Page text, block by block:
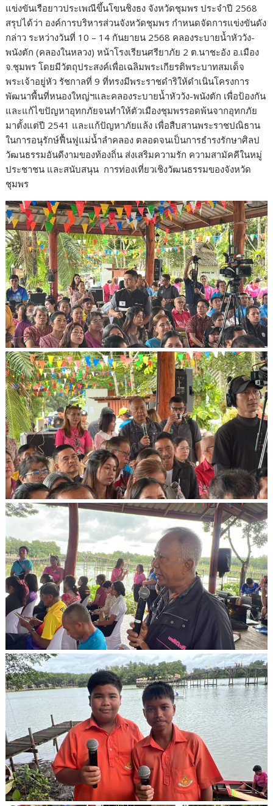
แข่งขันเรือยาวประเพณีขึ้นโขนชิงธง จังหวัดชุมพร ประจำปี 2568
สรุปได้ว่า องค์การบริหารส่วนจังหวัดชุมพร กำหนดจัดการแข่งขันดัง
กล่าว ระหว่างวันที่ 10 – 14 กันยายน 2568 คลองระบายน้ำหัววัง-
พนังตัก (คลองในหลวง) หน้าโรงเรียนศรียาภัย 2 ต.นาชะอัง อ.เมือง
จ.ชุมพร โดยมีวัตถุประสงค์เพื่อเฉลิมพระเกียรติพระบาทสมเด็จ
พระเจ้าอยู่หัว รัชกาลที่ 9 ที่ทรงมีพระราชดำริให้ดำเนินโครงการ
พัฒนาพื้นที่หนองใหญ่ฯและคลองระบายน้ำหัววัง-พนังตัก เพื่อป้องกัน
และแก้ไขปัญหาอุทกภัยจนทำให้ตัวเมืองชุมพรรอดพ้นจากอุทกภัย
มาตั้งแต่ปี 2541 และแก้ปัญหาภัยแล้ง เพื่อสืบสานพระราชปณิธาน
ในการอนุรักษ์ฟื้นฟูแม่น้ำลำคลอง ตลอดจนเป็นการธำรงรักษาศิลป
วัฒนธรรมอันดีงามของท้องถิ่น ส่งเสริมความรัก ความสามัคคีในหมู่
ประชาชน และสนับสนุน การท่องเที่ยวเชิงวัฒนธรรมของจังหวัด
ชุมพร